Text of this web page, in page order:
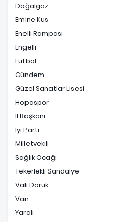
Doğalgaz
Emine Kus
Enelli Rampası
Engelli
Futbol
Gündem
Güzel Sanatlar Lisesi
Hopaspor
Il Başkanı
Iyi Parti
Milletvekili
Sağlık Ocağı
Tekerlekli Sandalye
Vali Doruk
Van
Yaralı